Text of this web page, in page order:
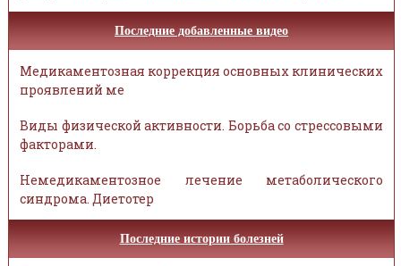
Последние добавленные видео
Медикаментозная коррекция основных клинических
проявлений ме
Виды физической активности. Борьба со стрессовыми
факторами.
Немедикаментозное лечение метаболического
синдрома. Диетотер
Последние истории болезней